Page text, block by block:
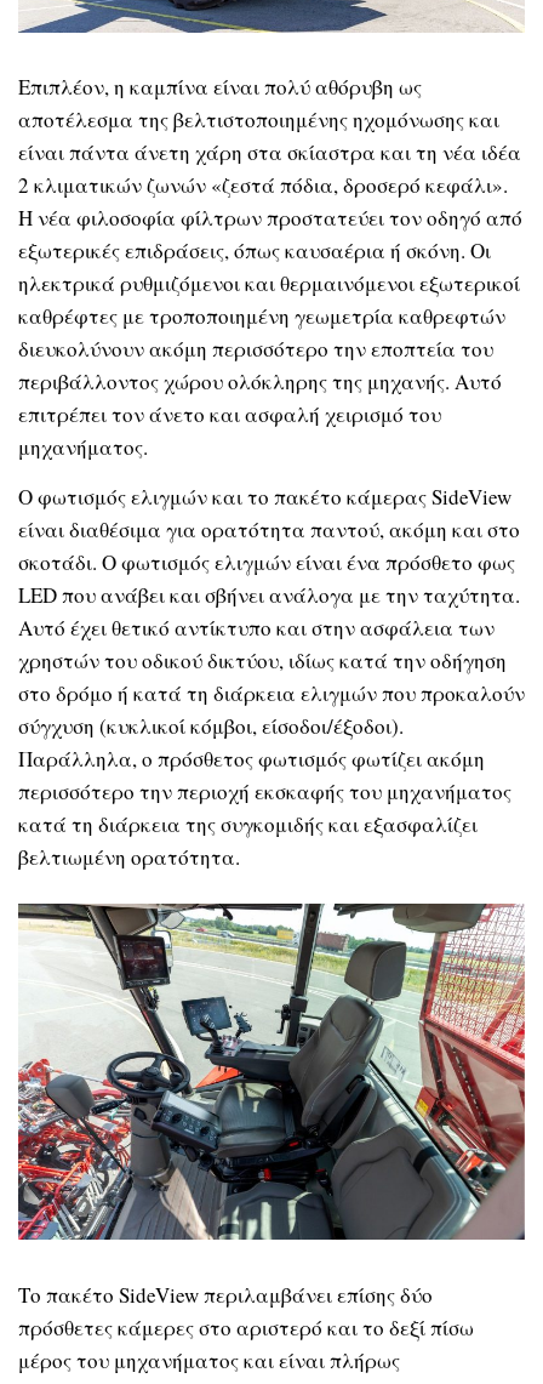
Επιπλέον, η καμπίνα είναι πολύ αθόρυβη ως
αποτέλεσμα της βελτιστοποιημένης ηχομόνωσης και
είναι πάντα άνετη χάρη στα σκίαστρα και τη νέα ιδέα
2 κλιματικών ζωνών «ζεστά πόδια, δροσερό κεφάλι».
Η νέα φιλοσοφία φίλτρων προστατεύει τον οδηγό από
εξωτερικές επιδράσεις, όπως καυσαέρια ή σκόνη. Οι
ηλεκτρικά ρυθμιζόμενοι και θερμαινόμενοι εξωτερικοί
καθρέφτες με τροποποιημένη γεωμετρία καθρεφτών
διευκολύνουν ακόμη περισσότερο την εποπτεία του
περιβάλλοντος χώρου ολόκληρης της μηχανής. Αυτό
επιτρέπει τον άνετο και ασφαλή χειρισμό του
μηχανήματος.
Ο φωτισμός ελιγμών και το πακέτο κάμερας SideView
είναι διαθέσιμα για ορατότητα παντού, ακόμη και στο
σκοτάδι. Ο φωτισμός ελιγμών είναι ένα πρόσθετο φως
LED που ανάβει και σβήνει ανάλογα με την ταχύτητα.
Αυτό έχει θετικό αντίκτυπο και στην ασφάλεια των
χρηστών του οδικού δικτύου, ιδίως κατά την οδήγηση
στο δρόμο ή κατά τη διάρκεια ελιγμών που προκαλούν
σύγχυση (κυκλικοί κόμβοι, είσοδοι/έξοδοι).
Παράλληλα, ο πρόσθετος φωτισμός φωτίζει ακόμη
περισσότερο την περιοχή εκσκαφής του μηχανήματος
κατά τη διάρκεια της συγκομιδής και εξασφαλίζει
βελτιωμένη ορατότητα.
Το πακέτο SideView περιλαμβάνει επίσης δύο
πρόσθετες κάμερες στο αριστερό και το δεξί πίσω
μέρος του μηχανήματος και είναι πλήρως